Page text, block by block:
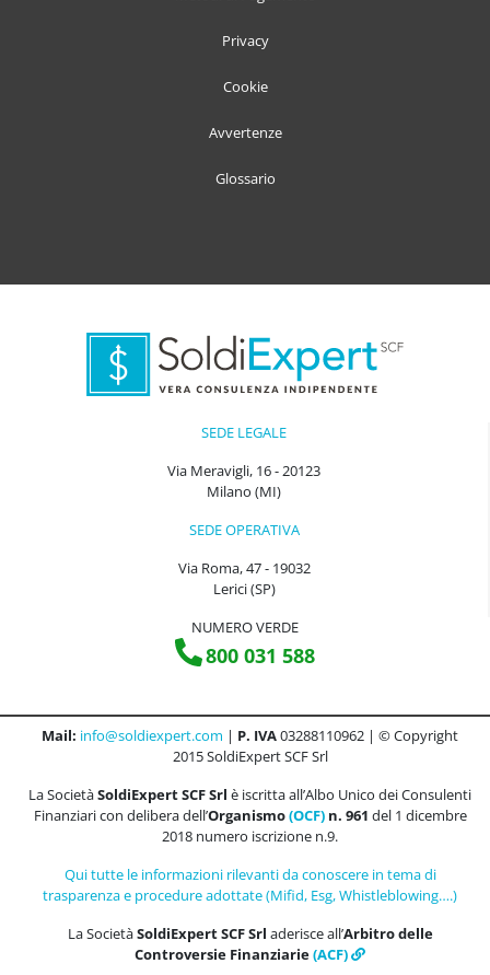
Privacy
Cookie
Avvertenze
Glossario
SEDE LEGALE
Via Meravigli, 16 - 20123
Milano (MI)
SEDE OPERATIVA
Via Roma, 47 - 19032
Lerici (SP)
NUMERO VERDE
800 031 588
Mail: info@soldiexpert.com | P. IVA03288110962 | © Copyright
2015 SoldiExpert SCF Srl
La SocietàSoldiExpert SCF Srl è iscritta all’Albo Unico dei Consulenti
Finanziari con delibera dell’Organismo(OCF)n. 961 del 1 dicembre
2018 numero iscrizione n.9.
Qui tutte le informazioni rilevanti da conoscere in tema di
trasparenza e procedure adottate (Mifid, Esg, Whistleblowing….)
La SocietàSoldiExpert SCF Srl aderisce all’Arbitro delle
Controversie Finanziarie(ACF)